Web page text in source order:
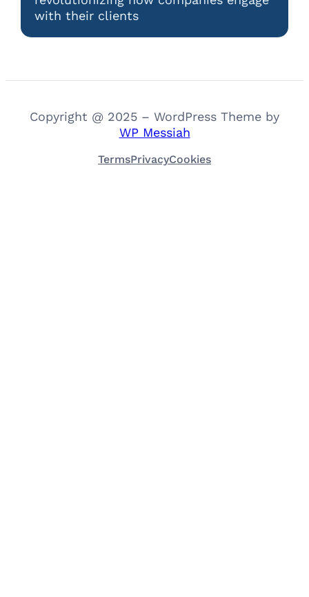
with their clients
Copyright @ 2025 – WordPress Theme by
WP Messiah
TermsPrivacyCookies